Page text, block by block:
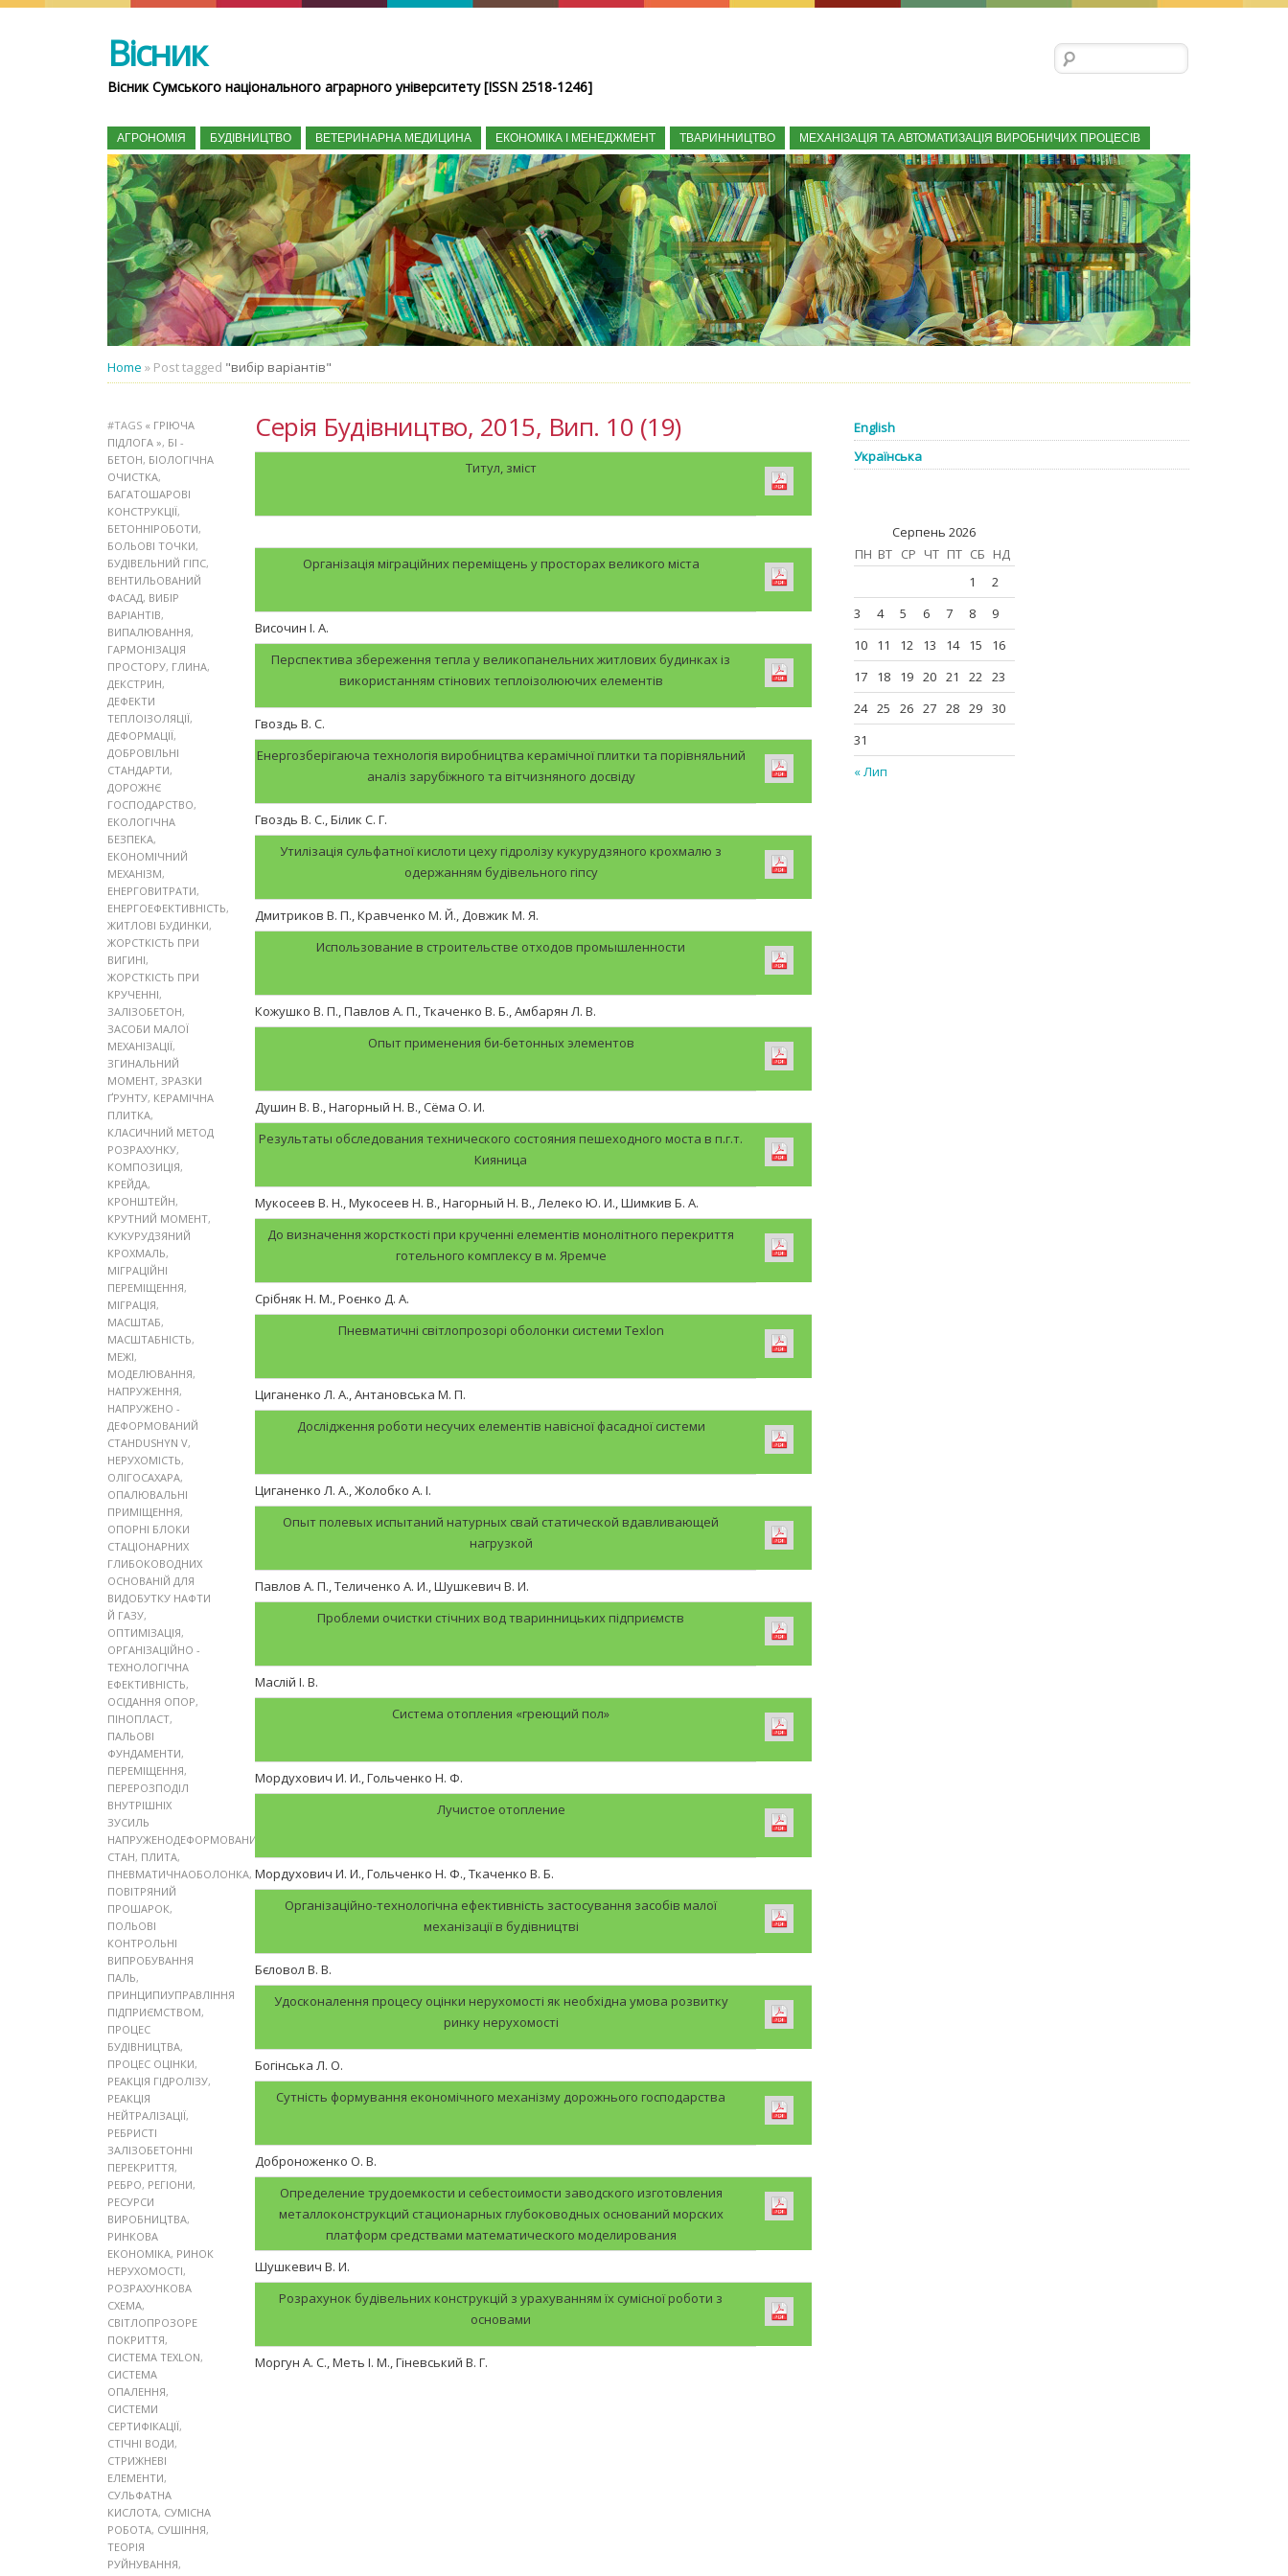
Вісник
Вісник Сумського національного аграрного університету [ISSN 2518-1246]
Пошук:
АГРОНОМІЯ БУДІВНИЦТВО ВЕТЕРИНАРНА МЕДИЦИНА ЕКОНОМІКА І МЕНЕДЖМЕНТ ТВАРИННИЦТВО МЕХАНІЗАЦІЯ ТА АВТОМАТИЗАЦІЯ ВИРОБНИЧИХ ПРОЦЕСІВ
Home » Post tagged "вибір варіантів"
#TAGS « ГРІЮЧА
ПІДЛОГА », БІ -
БЕТОН, БІОЛОГІЧНА
ОЧИСТКА,
БАГАТОШАРОВІ
КОНСТРУКЦІЇ,
БЕТОННІРОБОТИ,
БОЛЬОВІ ТОЧКИ,
БУДІВЕЛЬНИЙ ГІПС,
ВЕНТИЛЬОВАНИЙ
ФАСАД, ВИБІР
ВАРІАНТІВ,
ВИПАЛЮВАННЯ,
ГАРМОНІЗАЦІЯ
ПРОСТОРУ, ГЛИНА,
ДЕКСТРИН,
ДЕФЕКТИ
ТЕПЛОІЗОЛЯЦІЇ,
ДЕФОРМАЦІЇ,
ДОБРОВІЛЬНІ
СТАНДАРТИ,
ДОРОЖНЄ
ГОСПОДАРСТВО,
ЕКОЛОГІЧНА
БЕЗПЕКА,
ЕКОНОМІЧНИЙ
МЕХАНІЗМ,
ЕНЕРГОВИТРАТИ,
ЕНЕРГОЕФЕКТИВНІСТЬ,
ЖИТЛОВІ БУДИНКИ,
ЖОРСТКІСТЬ ПРИ
ВИГИНІ,
ЖОРСТКІСТЬ ПРИ
КРУЧЕННІ,
ЗАЛІЗОБЕТОН,
ЗАСОБИ МАЛОЇ
МЕХАНІЗАЦІЇ,
ЗГИНАЛЬНИЙ
МОМЕНТ, ЗРАЗКИ
ҐРУНТУ, КЕРАМІЧНА
ПЛИТКА,
КЛАСИЧНИЙ МЕТОД
РОЗРАХУНКУ,
КОМПОЗИЦІЯ,
КРЕЙДА,
КРОНШТЕЙН,
КРУТНИЙ МОМЕНТ,
КУКУРУДЗЯНИЙ
КРОХМАЛЬ,
МІГРАЦІЙНІ
ПЕРЕМІЩЕННЯ,
МІГРАЦІЯ,
МАСШТАБ,
МАСШТАБНІСТЬ,
МЕЖІ,
МОДЕЛЮВАННЯ,
НАПРУЖЕННЯ,
НАПРУЖЕНО -
ДЕФОРМОВАНИЙ
СТАНDUSHYN V,
НЕРУХОМІСТЬ,
ОЛІГОСАХАРА,
ОПАЛЮВАЛЬНІ
ПРИМІЩЕННЯ,
ОПОРНІ БЛОКИ
СТАЦІОНАРНИХ
ГЛИБОКОВОДНИХ
ОСНОВАНІЙ ДЛЯ
ВИДОБУТКУ НАФТИ
Й ГАЗУ,
ОПТИМІЗАЦІЯ,
ОРГАНІЗАЦІЙНО -
ТЕХНОЛОГІЧНА
ЕФЕКТИВНІСТЬ,
ОСІДАННЯ ОПОР,
ПІНОПЛАСТ,
ПАЛЬОВІ
ФУНДАМЕНТИ,
ПЕРЕМІЩЕННЯ,
ПЕРЕРОЗПОДІЛ
ВНУТРІШНІХ
ЗУСИЛЬ
НАПРУЖЕНОДЕФОРМОВАНИЙ
СТАН, ПЛИТА,
ПНЕВМАТИЧНАОБОЛОНКА,
ПОВІТРЯНИЙ
ПРОШАРОК,
ПОЛЬОВІ
КОНТРОЛЬНІ
ВИПРОБУВАННЯ
ПАЛЬ,
ПРИНЦИПИУПРАВЛІННЯ
ПІДПРИЄМСТВОМ,
ПРОЦЕС
БУДІВНИЦТВА,
ПРОЦЕС ОЦІНКИ,
РЕАКЦІЯ ГІДРОЛІЗУ,
РЕАКЦІЯ
НЕЙТРАЛІЗАЦІЇ,
РЕБРИСТІ
ЗАЛІЗОБЕТОННІ
ПЕРЕКРИТТЯ,
РЕБРО, РЕГІОНИ,
РЕСУРСИ
ВИРОБНИЦТВА,
РИНКОВА
ЕКОНОМІКА, РИНОК
НЕРУХОМОСТІ,
РОЗРАХУНКОВА
СХЕМА,
СВІТЛОПРОЗОРЕ
ПОКРИТТЯ,
СИСТЕМА TEXLON,
СИСТЕМА
ОПАЛЕННЯ,
СИСТЕМИ
СЕРТИФІКАЦІЇ,
СТІЧНІ ВОДИ,
СТРИЖНЕВІ
ЕЛЕМЕНТИ,
СУЛЬФАТНА
КИСЛОТА, СУМІСНА
РОБОТА, СУШІННЯ,
ТЕОРІЯ
РУЙНУВАННЯ,
Серія Будівництво, 2015, Вип. 10 (19)
Титул, зміст
Організація міграційних переміщень у просторах великого міста
Височин І. А.
Перспектива збереження тепла у великопанельних житлових будинках із
використанням стінових теплоізолюючих елементів
Гвоздь В. С.
Енергозберігаюча технологія виробництва керамічної плитки та порівняльний
аналіз зарубіжного та вітчизняного досвіду
Гвоздь В. С., Білик С. Г.
Утилізація сульфатної кислоти цеху гідролізу кукурудзяного крохмалю з
одержанням будівельного гіпсу
Дмитриков В. П., Кравченко М. Й., Довжик М. Я.
Использование в строительстве отходов промышленности
Кожушко В. П., Павлов А. П., Ткаченко В. Б., Амбарян Л. В.
Опыт применения би-бетонных элементов
Душин В. В., Нагорный Н. В., Сёма О. И.
Результаты обследования технического состояния пешеходного моста в п.г.т.
Кияница
Мукосеев В. Н., Мукосеев Н. В., Нагорный Н. В., Лелеко Ю. И., Шимкив Б. А.
До визначення жорсткості при крученні елементів монолітного перекриття
готельного комплексу в м. Яремче
Срiбняк Н. М., Роєнко Д. А.
Пневматичні світлопрозорі оболонки системи Texlon
Циганенко Л. А., Антановська М. П.
Дослідження роботи несучих елементів навісної фасадної системи
Циганенко Л. А., Жолобко А. І.
Опыт полевых испытаний натурных свай статической вдавливающей
нагрузкой
Павлов А. П., Теличенко А. И., Шушкевич В. И.
Проблеми очистки стічних вод тваринницьких підприємств
Маслій І. В.
Система отопления «греющий пол»
Мордухович И. И., Гольченко Н. Ф.
Лучистое отопление
Мордухович И. И., Гольченко Н. Ф., Ткаченко В. Б.
Організаційно-технологічна ефективність застосування засобів малої
механізації в будівництві
Бєловол В. В.
Удосконалення процесу оцінки нерухомості як необхідна умова розвитку
ринку нерухомості
Богінська Л. О.
Сутність формування економічного механізму дорожнього господарства
Доброноженко О. В.
Определение трудоемкости и себестоимости заводского изготовления
металлоконструкций стационарных глубоководных оснований морских
платформ средствами математического моделирования
Шушкевич В. И.
Розрахунок будівельних конструкцій з урахуванням їх сумісної роботи з
основами
Моргун А. С., Меть І. М., Гіневський В. Г.
English
Українська
Серпень 2026
ПН ВТ СР ЧТ ПТ СБ НД
« Лип
1
2
3
4 5 6 7 8
9
10
11 12 13 14 15
16
17
18 19 20 21 22
23
24 25 26 27 28 29 30
31